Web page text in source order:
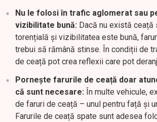
Nu le folosi în trafic aglomerat sau
vizibilitate bună: Dacă nu există ceață
torențială și vizibilitatea este bună,
trebui să rămână stinse. În condiții de
de ceață pot crea reflexii care pot
Pornește farurile de ceață doar
că sunt necesare: În multe vehicule,
de faruri de ceață – unul pentru față și
Farurile de ceață spate sunt adesea